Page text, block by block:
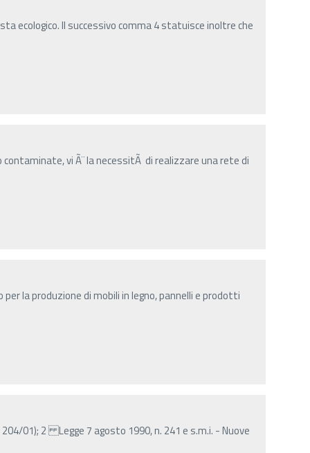
ecologico. Il successivo comma 4 statuisce inoltre che
vi Ã¨ la necessitÃ di realizzare una rete di
per la produzione di mobili in legno, pannelli e prodotti
01); 2 Legge 7 agosto 1990, n. 241 e s.m.i. - Nuove